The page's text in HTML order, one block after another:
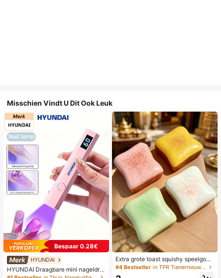
Misschien Vindt U Dit Ook Leuk
Bespaar 0.28€
HYUNDAI
HYUNDAI Draagbare mini nageldro
ger, oplaadbare handlamp UV/LED
Extra grote toast squishy speelgoe
d, superzachte boter toast stressve
#4 Bestseller in TPR Tienernieuwigheid en grappenspeelgoed